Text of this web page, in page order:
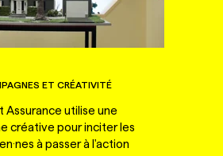
ET CRÉATIVITÉ
Assurance utilise une
créative pour inciter les
à passer à l'action